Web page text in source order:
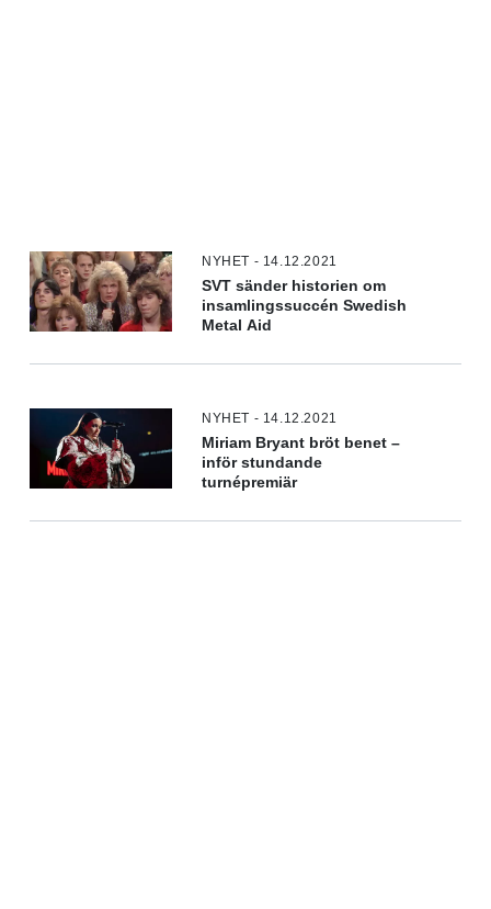
NYHET - 14.12.2021
SVT sänder historien om
insamlingssuccén Swedish
Metal Aid
NYHET - 14.12.2021
Miriam Bryant bröt benet –
inför stundande
turnépremiär